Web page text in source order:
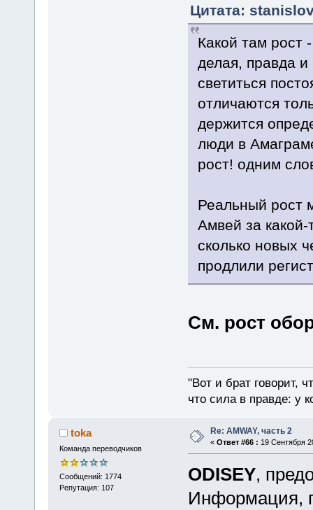
Цитата:
Какой там рост
делая, правда
светиться
отличаются
держится
люди в
рост! одним
Реальный рост
Амвей за
сколько новых
продлили
См. рост
"Вот и брат говорит,
что сила в правде: у
toka
Команда переводчиков
Сообщений: 1774
Репутация: 107
Re: AMWAY, часть 2
« Ответ #66 : 19 Сентября
ODISEY,
Информация,